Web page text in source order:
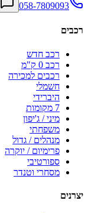
058-7809093
רכבים
רכב חדש
רכב 0 ק"מ
רכבים למכירה
חשמלי
היברידי
7 מקומות
מיני / ג'יפון
משפחתי
מנהלים / גדול
פרימיום / יוקרה
ספורטיבי
מסחרי וטנדר
יצרנים